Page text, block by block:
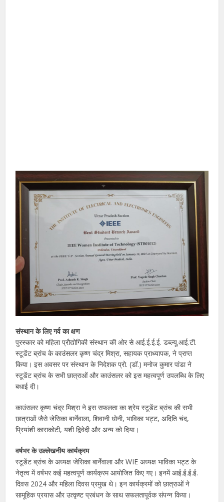
संस्थान के लिए गर्व का क्षण
पुरस्कार को महिला प्रौद्योगिकी संस्थान की ओर से आई.ई.ई.ई. डब्ल्यू.आई.टी.
स्टूडेंट ब्रांच के काउंसलर कृष्ण चंद्र मिश्रा, सहायक प्राध्यापक, ने प्राप्त
किया। इस अवसर पर संस्थान के निदेशक प्रो. (डॉ.) मनोज कुमार पांडा ने
स्टूडेंट ब्रांच के सभी छात्राओं और काउंसलर को इस महत्वपूर्ण उपलब्धि के लिए
बधाई दी।
काउंसलर कृष्ण चंद्र मिश्रा ने इस सफलता का श्रेय स्टूडेंट ब्रांच की सभी
छात्राओं जैसे जेसिका बार्नेवाला, शिवानी धोनी, भाविका भट्ट, अदिति चंद,
प्रियांशी काराकोटी, यशी द्विवेदी और अन्य को दिया।
वर्षभर के उल्लेखनीय कार्यक्रम
स्टूडेंट ब्रांच के अध्यक्ष जेसिका बार्नेवाला और WIE अध्यक्ष भाविका भट्ट के
नेतृत्व में वर्षभर कई महत्वपूर्ण कार्यक्रम आयोजित किए गए। इनमें आई.ई.ई.ई.
दिवस 2024 और महिला दिवस प्रमुख थे। इन कार्यक्रमों को छात्राओं ने
सामूहिक प्रयास और उत्कृष्ट प्रबंधन के साथ सफलतापूर्वक संपन्न किया।